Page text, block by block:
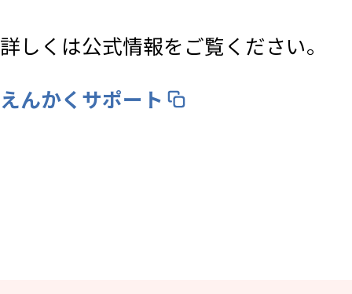
詳しくは公式情報をご覧ください。
えんかくサポート